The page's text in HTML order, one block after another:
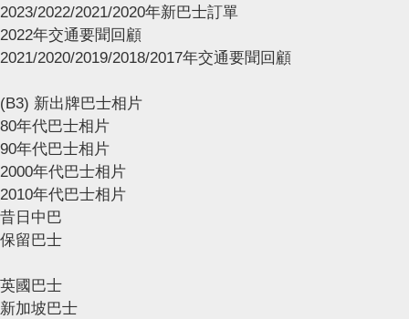
2023/2022/2021/2020年新巴士訂單
2022年交通要聞回顧
2021/2020/2019/2018/2017年交通要聞回顧
(B3) 新出牌巴士相片
80年代巴士相片
90年代巴士相片
2000年代巴士相片
2010年代巴士相片
昔日中巴
保留巴士
英國巴士
新加坡巴士